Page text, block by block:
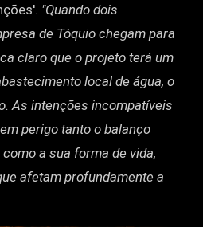
"Quando dois
de Tóquio chegam para
claro que o projeto terá um
local de água, o
As intenções incompatíveis
perigo tanto o balanço
a sua forma de vida,
afetam profundamente a